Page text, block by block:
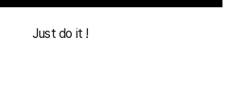
Just do it !